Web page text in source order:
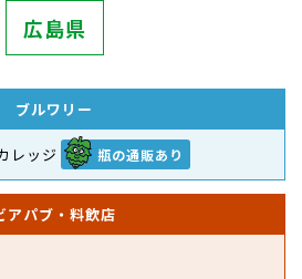
広島県
ブルワリー
レッジ 瓶の通販あり
アパブ・料飲店